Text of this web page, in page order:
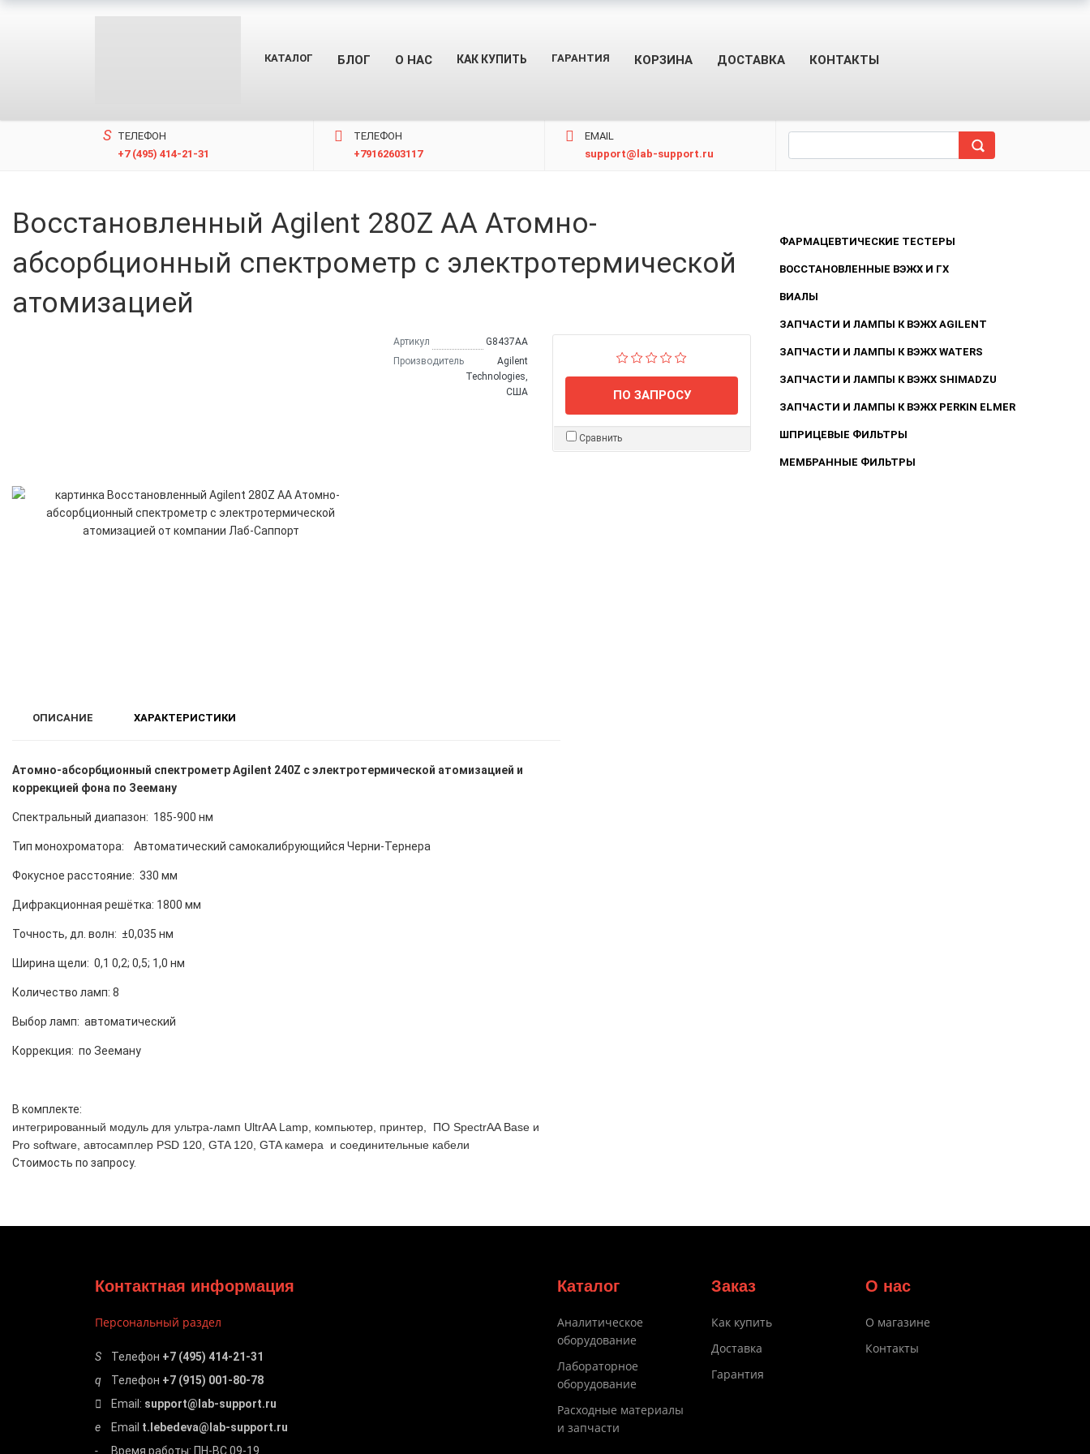
КАТАЛОГ БЛОГ О НАС КАК КУПИТЬ ГАРАНТИЯ КОРЗИНА ДОСТАВКА КОНТАКТЫ
ТЕЛЕФОН
+7 (495) 414-21-31
TЕЛЕФОН
+79162603117
EMAIL
support@lab-support.ru
ФАРМАЦЕВТИЧЕСКИЕ ТЕСТЕРЫ
ВОССТАНОВЛЕННЫЕ ВЭЖХ И ГХ
ВИАЛЫ
ЗАПЧАСТИ И ЛАМПЫ К ВЭЖХ AGILENT
ЗАПЧАСТИ И ЛАМПЫ К ВЭЖХ WATERS
ЗАПЧАСТИ И ЛАМПЫ К ВЭЖХ SHIMADZU
ЗАПЧАСТИ И ЛАМПЫ К ВЭЖХ PERKIN ELMER
ШПРИЦЕВЫЕ ФИЛЬТРЫ
МЕМБРАННЫЕ ФИЛЬТРЫ
Восстановленный Agilent 280Z AA Атомно-
абсорбционный спектрометр c электротермической
атомизацией
Артикул
G8437AA
Производитель
Agilent
Technologies,
США
ПО ЗАПРОСУ
Сравнить
ОПИСАНИЕ ХАРАКТЕРИСТИКИ
Атомно-абсорбционный спектрометр Agilent 240Z c электротермической атомизацией и
коррекцией фона по Зееману
Спектральный диапазон: 185-900 нм
Тип монохроматора: Автоматический самокалибрующийся Черни-Тернера
Фокусное расстояние: 330 мм
Дифракционная решётка: 1800 мм
Точность, дл. волн: ±0,035 нм
Ширина щели: 0,1 0,2; 0,5; 1,0 нм
Количество ламп: 8
Выбор ламп: автоматический
Коррекция: по Зееману
В комплекте:
интегрированный модуль для ультра-ламп UltrAA Lamp, компьютер, принтер, ПО SpectrAA Base и
Pro software, автосамплер PSD 120, GTA 120, GTA камера и соединительные кабели
Стоимость по запросу.
Контактная информация
Персональный раздел
Телефон +7 (495) 414-21-31
Телефон +7 (915) 001-80-78
Email: support@lab-support.ru
Email t.lebedeva@lab-support.ru
Время работы: ПН-ВС 09-19
Каталог
Аналитическое
оборудование
Лабораторное
оборудование
Расходные материалы
и запчасти
Заказ
Как купить
Доставка
Гарантия
О нас
О магазине
Контакты